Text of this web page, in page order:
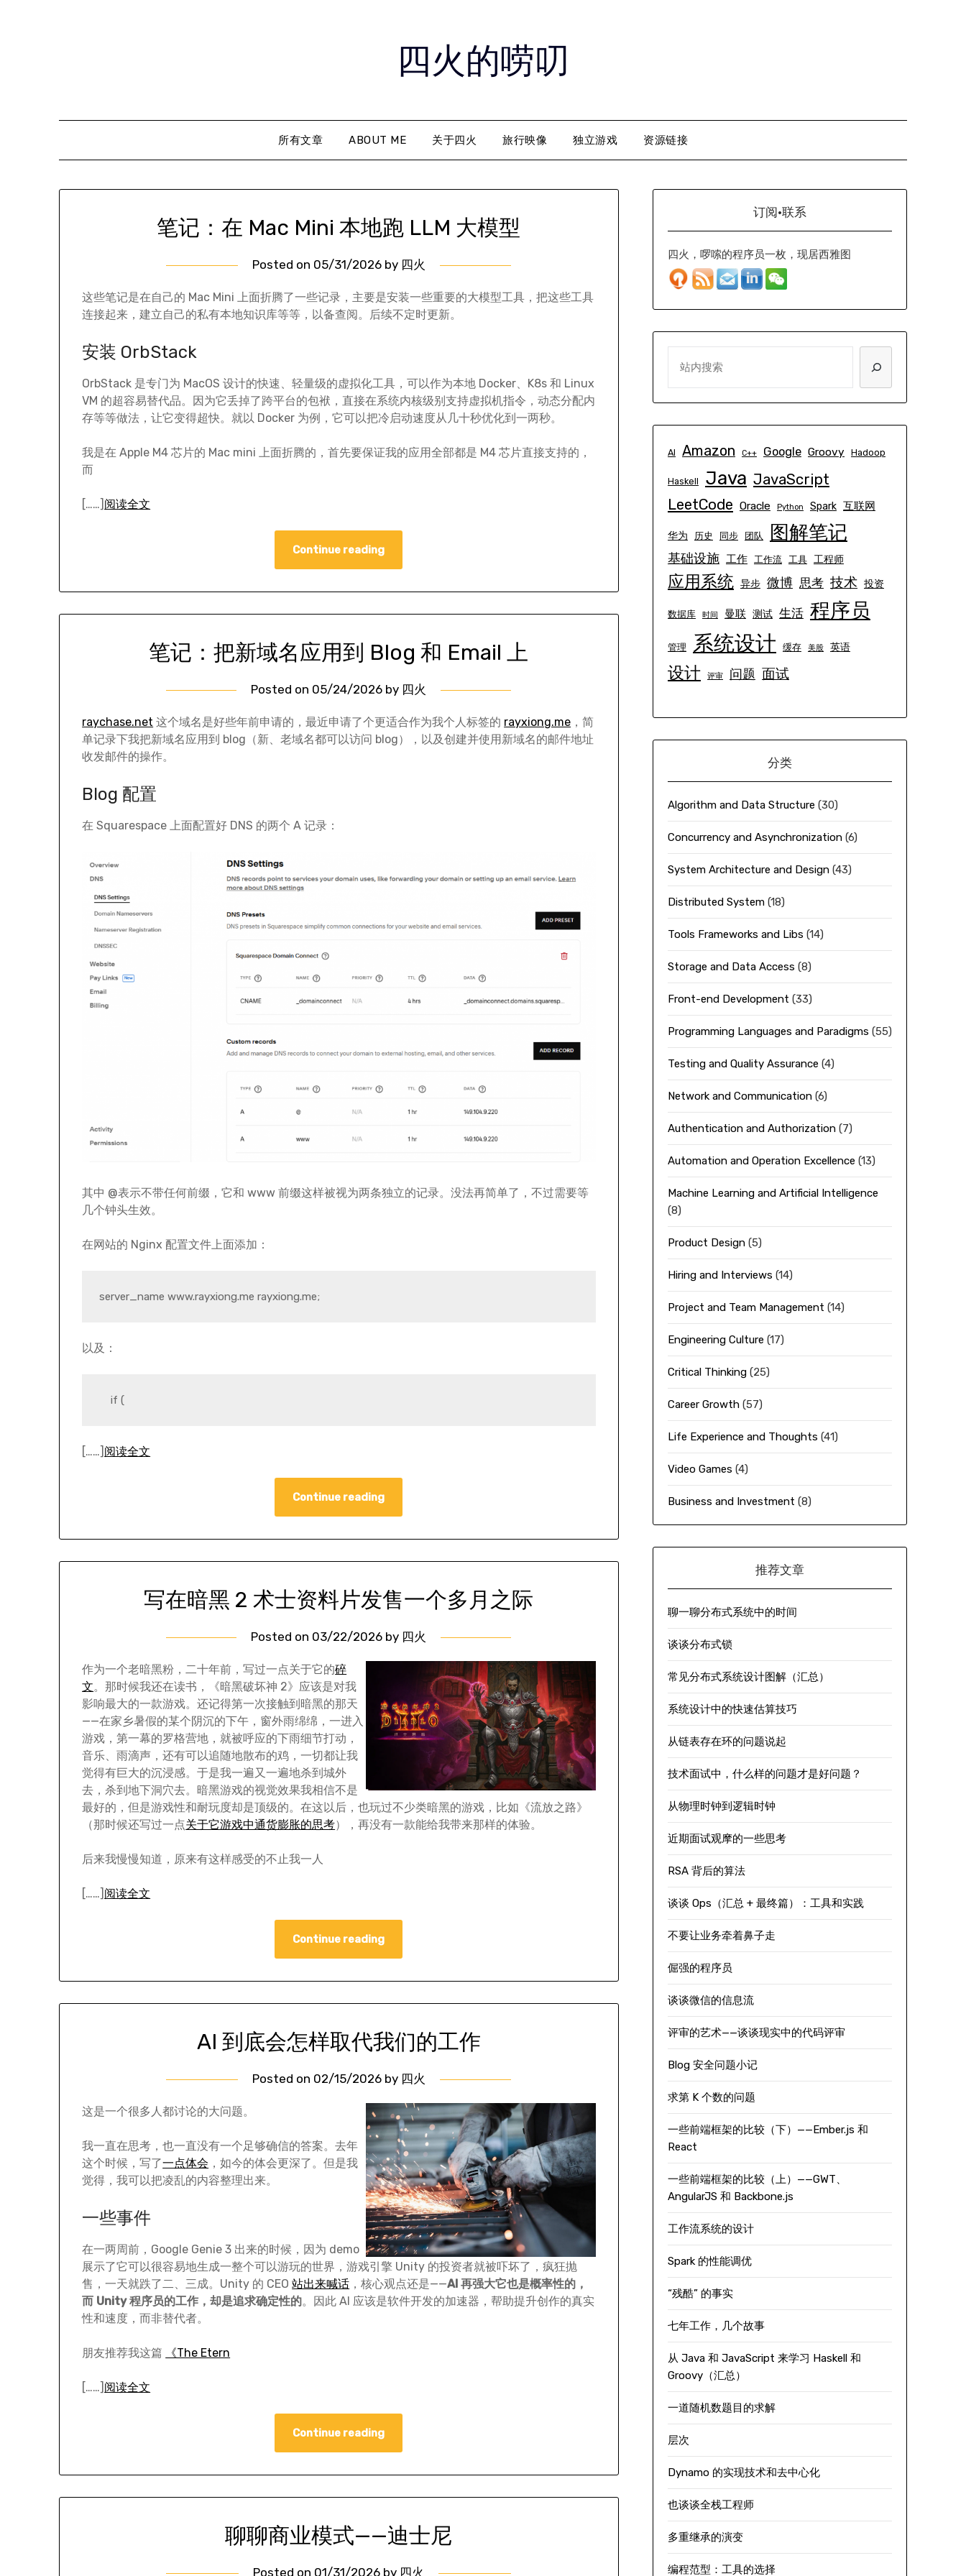
四火的唠叨
所有文章 ABOUT ME 关于四火 旅行映像 独立游戏 资源链接
笔记：在 Mac Mini 本地跑 LLM 大模型
Posted on 05/31/2026by 四火
这些笔记是在自己的 Mac Mini 上面折腾了一些记录，主要是安装一些重要的大模型工具，把这些工具
连接起来，建立自己的私有本地知识库等等，以备查阅。后续不定时更新。
安装 OrbStack
OrbStack 是专门为 MacOS 设计的快速、轻量级的虚拟化工具，可以作为本地 Docker、K8s 和 Linux
VM 的超容易替代品。因为它丢掉了跨平台的包袱，直接在系统内核级别支持虚拟机指令，动态分配内
存等等做法，让它变得超快。就以 Docker 为例，它可以把冷启动速度从几十秒优化到一两秒。
我是在 Apple M4 芯片的 Mac mini 上面折腾的，首先要保证我的应用全部都是 M4 芯片直接支持的，
而
[……] 阅读全文
Continue reading
笔记：把新域名应用到 Blog 和 Email 上
Posted on 05/24/2026 by 四火
raychase.net 这个域名是好些年前申请的，最近申请了个更适合作为我个人标签的 rayxiong.me ，简
单记录下我把新域名应用到 blog（新、老域名都可以访问 blog），以及创建并使用新域名的邮件地址
收发邮件的操作。
Blog 配置
在 Squarespace 上面配置好 DNS 的两个 A 记录：
其中 @表示不带任何前缀，它和 www 前缀这样被视为两条独立的记录。没法再简单了，不过需要等
几个钟头生效。
在网站的 Nginx 配置文件上面添加：
以及：
    if (
[……] 阅读全文
Continue reading
写在暗黑 2 术士资料片发售一个多月之际
Posted on 03/22/2026 by 四火
作为一个老暗黑粉，二十年前，写过一点关于它的碎
文。那时候我还在读书，《暗黑破坏神 2》应该是对我
影响最大的一款游戏。还记得第一次接触到暗黑的那天
——在家乡暑假的某个阴沉的下午，窗外雨绵绵，一进入
游戏，第一幕的罗格营地，就被呼应的下雨细节打动，
音乐、雨滴声，还有可以追随地散布的鸡，一切都让我
觉得有巨大的沉浸感。于是我一遍又一遍地杀到城外
去，杀到地下洞穴去。暗黑游戏的视觉效果我相信不是
最好的，但是游戏性和耐玩度却是顶级的。在这以后，也玩过不少类暗黑的游戏，比如《流放之路》
（那时候还写过一点关于它游戏中通货膨胀的思考），再没有一款能给我带来那样的体验。
后来我慢慢知道，原来有这样感受的不止我一人
[……] 阅读全文
Continue reading
AI 到底会怎样取代我们的工作
Posted on 02/15/2026by 四火
这是一个很多人都讨论的大问题。
我一直在思考，也一直没有一个足够确信的答案。去年
这个时候，写了一点体会 ，如今的体会更深了。但是我
觉得，我可以把凌乱的内容整理出来。
一些事件
在一两周前，Google Genie 3 出来的时候，因为 demo
展示了它可以很容易地生成一整个可以游玩的世界，游戏引擎 Unity 的投资者就被吓坏了，疯狂抛
售，一天就跌了二、三成。Unity 的 CEO站出来喊话 ，核心观点还是——AI 再强大它也是概率性的，
而 Unity 程序员的工作，却是追求确定性的。因此 AI 应该是软件开发的加速器，帮助提升创作的真实
性和速度，而非替代者。
朋友推荐我这篇 《The Etern
[……] 阅读全文
Continue reading
聊聊商业模式——迪士尼
Posted on 01/31/2026 by 四火
订阅·联系
四火，啰嗦的程序员一枚，现居西雅图
AI Amazon C++ Google Groovy Hadoop
Haskell Java JavaScript
LeetCode Oracle Python Spark 互联网
华为 历史 同步 团队 图解笔记
基础设施 工作 工作流 工具 工程师
应用系统 异步 微博 思考 技术 投资
数据库 时间 曼联 测试 生活 程序员
管理 系统设计 缓存 美股 英语
设计 评审 问题 面试
分类
Algorithm and Data Structure (30)
Concurrency and Asynchronization(6)
System Architecture and Design(43)
Distributed System(18)
Tools Frameworks and Libs (14)
Storage and Data Access (8)
Front-end Development (33)
Programming Languages and Paradigms (55)
Testing and Quality Assurance (4)
Network and Communication(6)
Authentication and Authorization(7)
Automation and Operation Excellence (13)
Machine Learning and Artificial Intelligence
(8)
Product Design(5)
Hiring and Interviews (14)
Project and Team Management (14)
Engineering Culture (17)
Critical Thinking(25)
Career Growth(57)
Life Experience and Thoughts (41)
Video Games (4)
Business and Investment (8)
推荐文章
聊一聊分布式系统中的时间
谈谈分布式锁
常见分布式系统设计图解（汇总）
系统设计中的快速估算技巧
从链表存在环的问题说起
技术面试中，什么样的问题才是好问题？
从物理时钟到逻辑时钟
近期面试观摩的一些思考
RSA 背后的算法
谈谈 Ops（汇总 + 最终篇）：工具和实践
不要让业务牵着鼻子走
倔强的程序员
谈谈微信的信息流
评审的艺术——谈谈现实中的代码评审
Blog 安全问题小记
求第 K 个数的问题
一些前端框架的比较（下）——Ember.js 和
React
一些前端框架的比较（上）——GWT、
AngularJS 和 Backbone.js
工作流系统的设计
Spark 的性能调优
“残酷” 的事实
七年工作，几个故事
从 Java 和 JavaScript 来学习 Haskell 和
Groovy（汇总）
一道随机数题目的求解
层次
Dynamo 的实现技术和去中心化
也谈谈全栈工程师
多重继承的演变
编程范型：工具的选择